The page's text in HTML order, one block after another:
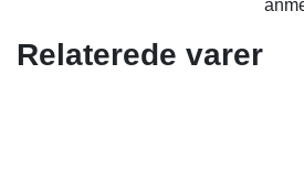
Relaterede varer